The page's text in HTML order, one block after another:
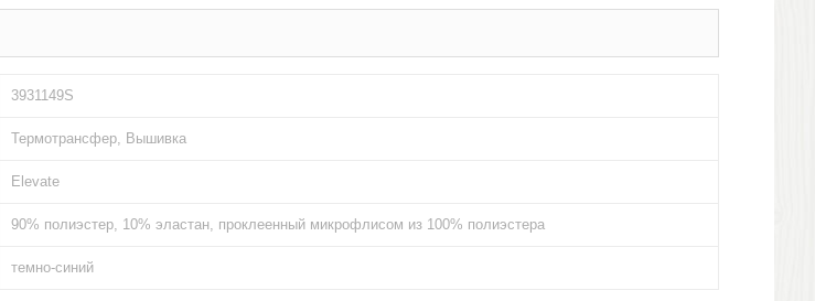
3931149S
Термотрансфер, Вышивка
Elevate
90% полиэстер, 10% эластан, проклеенный микрофлисом из 100% полиэстера
темно-синий